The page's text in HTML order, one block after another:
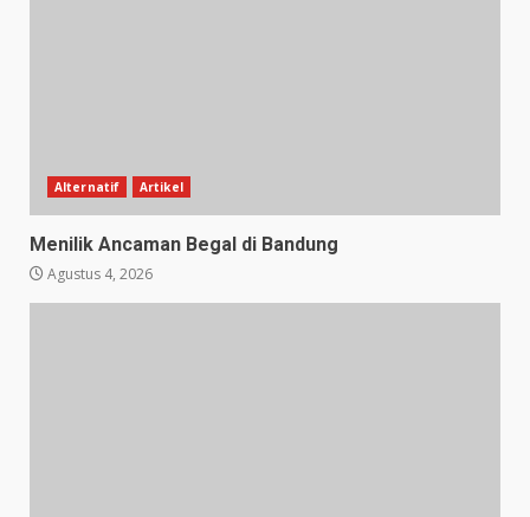
Alternatif Artikel
Menilik Ancaman Begal di Bandung
Agustus 4, 2026